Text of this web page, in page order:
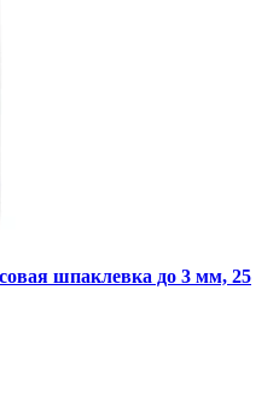
шпаклевка до 3 мм, 25